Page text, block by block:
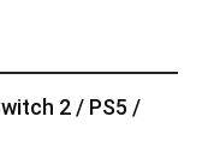
2 / PS5 /